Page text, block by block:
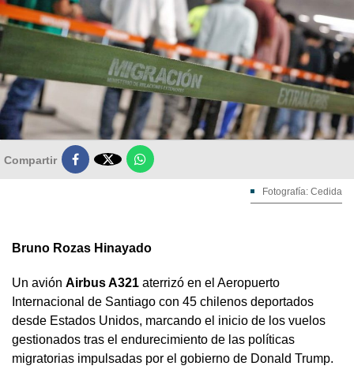
Compartir 
Fotografía: Cedida
Bruno Rozas Hinayado
Un avión Airbus A321 aterrizó en el Aeropuerto
Internacional de Santiago con 45 chilenos deportados
desde Estados Unidos, marcando el inicio de los vuelos
gestionados tras el endurecimiento de las políticas
migratorias impulsadas por el gobierno de Donald Trump.